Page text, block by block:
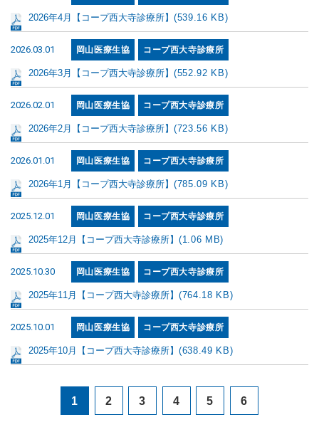
2026年4月【コープ西大寺診療所】 (539.16 KB)
2026.03.01 岡山医療生協 コープ西大寺診療所
2026年3月【コープ西大寺診療所】 (552.92 KB)
2026.02.01 岡山医療生協 コープ西大寺診療所
2026年2月【コープ西大寺診療所】 (723.56 KB)
2026.01.01 岡山医療生協 コープ西大寺診療所
2026年1月【コープ西大寺診療所】 (785.09 KB)
2025.12.01 岡山医療生協 コープ西大寺診療所
2025年12月【コープ西大寺診療所】 (1.06 MB)
2025.10.30 岡山医療生協 コープ西大寺診療所
2025年11月【コープ西大寺診療所】 (764.18 KB)
2025.10.01 岡山医療生協 コープ西大寺診療所
2025年10月【コープ西大寺診療所】 (638.49 KB)
1 2 3 4 5 6